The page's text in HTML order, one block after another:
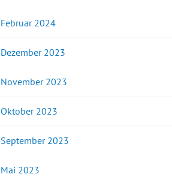
Februar 2024
Dezember 2023
November 2023
Oktober 2023
September 2023
Mai 2023